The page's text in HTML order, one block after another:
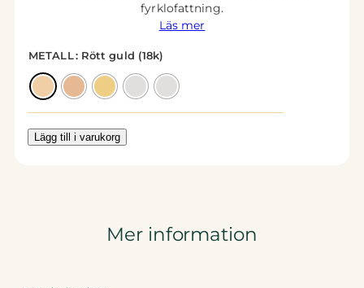
fyrklofattning.
Läs mer
METALL: Rött guld (18k)
Lägg till i varukorg
Mer information